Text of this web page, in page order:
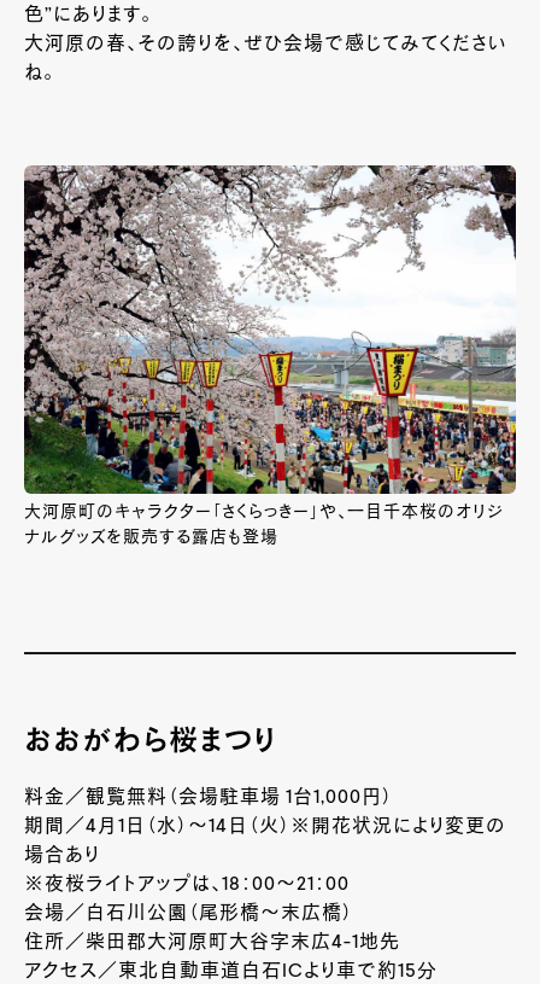
色”にあります。
大河原の春、その誇りを、ぜひ会場で感じてみてください
ね。
大河原町のキャラクター「さくらっきー」や、一目千本桜のオリジ
ナルグッズを販売する露店も登場
おおがわら桜まつり
料金／観覧無料（会場駐車場 1台1,000円）
期間／4月1日（水）～14日（火）※開花状況により変更の
場合あり
※夜桜ライトアップは、18：00～21：00
会場／白石川公園（尾形橋～末広橋）
住所／柴田郡大河原町大谷字末広4-1地先
アクセス／東北自動車道白石ICより車で約15分